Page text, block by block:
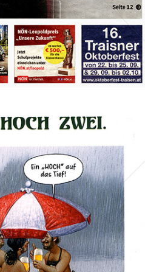
Bild-ID: 74353